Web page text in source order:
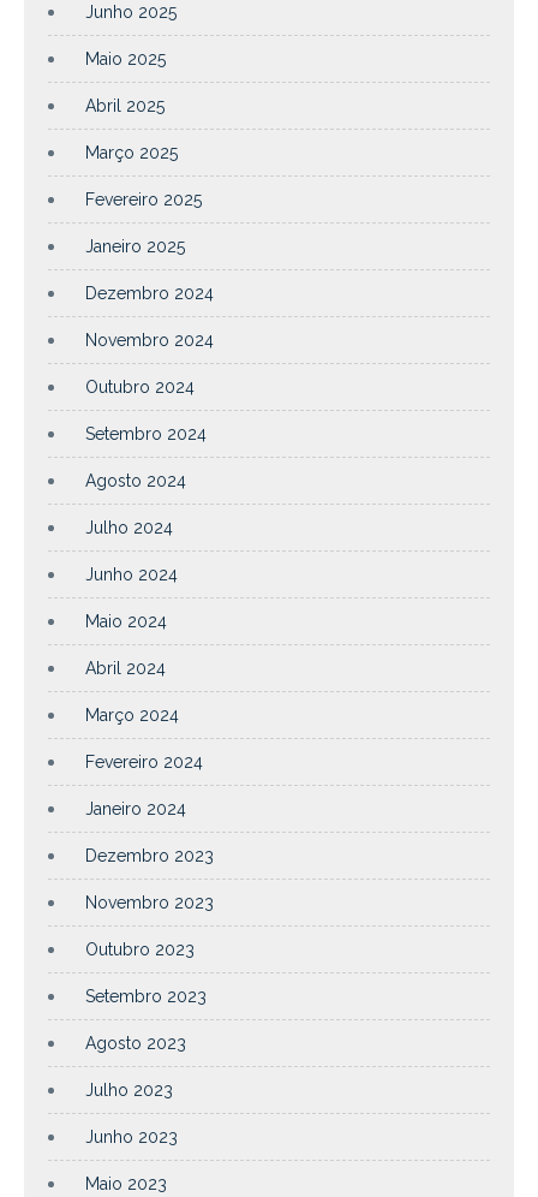
Junho 2025
Maio 2025
Abril 2025
Março 2025
Fevereiro 2025
Janeiro 2025
Dezembro 2024
Novembro 2024
Outubro 2024
Setembro 2024
Agosto 2024
Julho 2024
Junho 2024
Maio 2024
Abril 2024
Março 2024
Fevereiro 2024
Janeiro 2024
Dezembro 2023
Novembro 2023
Outubro 2023
Setembro 2023
Agosto 2023
Julho 2023
Junho 2023
Maio 2023